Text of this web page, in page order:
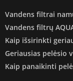
Vandens filtrai
Vandens filtrų
Kaip išsirinkti
Geriausias pelėsio
Kaip panaikinti